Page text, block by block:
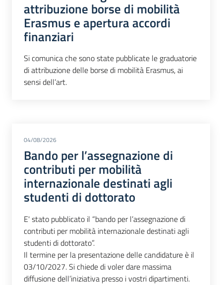
attribuzione borse di mobilità
Erasmus e apertura accordi
finanziari
Si comunica che sono state pubblicate le graduatorie
di attribuzione delle borse di mobilità Erasmus, ai
sensi dell’art.
04/08/2026
Bando per l’assegnazione di
contributi per mobilità
internazionale destinati agli
studenti di dottorato
E' stato pubblicato il “bando per l’assegnazione di
contributi per mobilità internazionale destinati agli
studenti di dottorato”.
Il termine per la presentazione delle candidature è il
03/10/2027. Si chiede di voler dare massima
diffusione dell’iniziativa presso i vostri dipartimenti.